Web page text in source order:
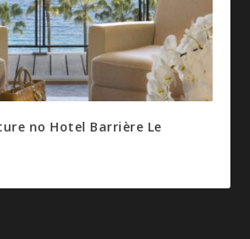
no Hotel Barrière Le